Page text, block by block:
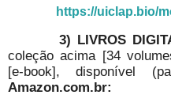
https://uiclap.bio/
3) LIVROS
coleção acima [34
[e-book], disponível
Amazon.com.br: